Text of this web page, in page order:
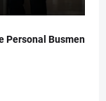
Personal Busmen